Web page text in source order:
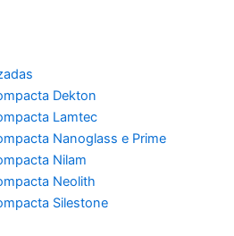
Dekton
Lamtec
Nanoglass e Prime
Nilam
Neolith
Silestone